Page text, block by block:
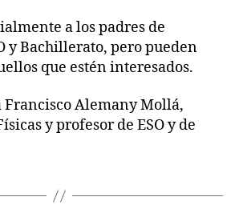
a los padres de
y Bachillerato, pero pueden
que estén interesados.
Francisco Alemany Mollá,
y profesor de ESO y de